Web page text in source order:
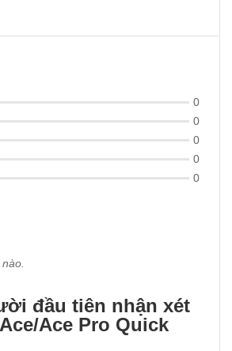
0
0
0
0
0
đầu tiên nhận xét
Ace Pro Quick